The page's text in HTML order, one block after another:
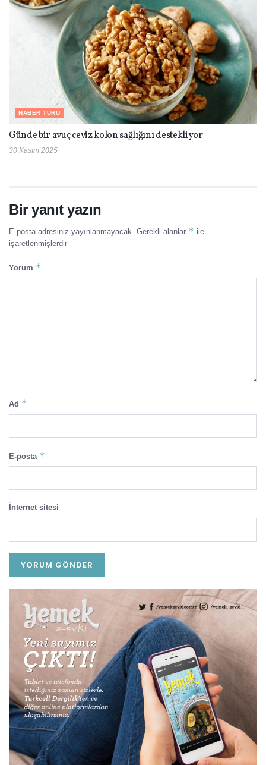
HABER TURU
Günde bir avuç ceviz kolon sağlığını destekliyor
30 Kasım 2025
Bir yanıt yazın
E-posta adresiniz yayınlanmayacak. Gerekli alanlar * ile
işaretlenmişlerdir
Yorum *
Ad *
E-posta *
İnternet sitesi